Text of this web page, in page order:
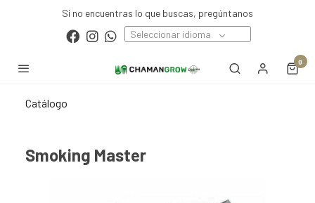
Si no encuentras lo que buscas, pregúntanos
Seleccionar idioma
0
Catálogo
Smoking Master